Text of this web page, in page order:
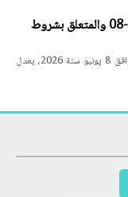
قانون رقم 26-12 يعدل ويتمم القانون رقم 04-08 والمتعلق بشروط
قانون رقم 26-12 مؤرخ في 22 ذي الحجة عام 1447 الموافق 8 يونيو سنة 2026، يعدل